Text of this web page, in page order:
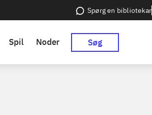
Spørg en bibliotekar
Spil Noder Søg